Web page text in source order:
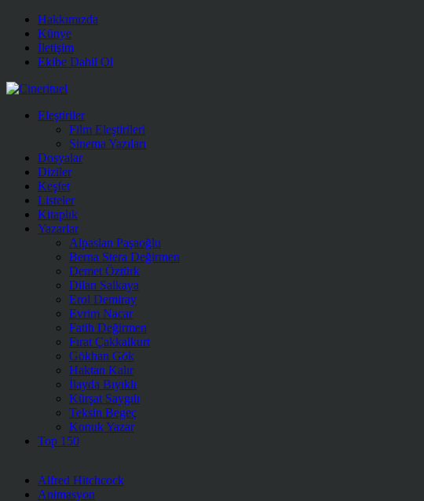
Hakkımızda
Künye
İletişim
Ekibe Dahil Ol
Eleştiriler
Film Eleştirileri
Sinema Yazıları
Dosyalar
Diziler
Keşfet
Listeler
Kitaplık
Yazarlar
Alpaslan Paşaoğlu
Berna Stera Değirmen
Demet Öztürk
Dilan Salkaya
Erol Demiray
Evrim Nacar
Fatih Değirmen
Fırat Çakkalkurt
Gökhan Gök
Haktan Kalır
İlayda Bıyıklı
Kürşat Saygılı
Teksin Begeç
Konuk Yazar
Top 150
Alfred Hitchcock
Animasyon